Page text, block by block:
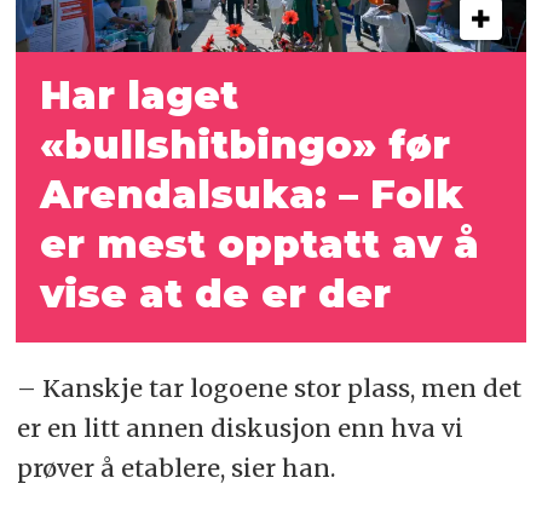
Har laget
«bullshitbingo» før
Arendalsuka: – Folk
er mest opptatt av å
vise at de er der
– Kanskje tar logoene stor plass, men det
er en litt annen diskusjon enn hva vi
prøver å etablere, sier han.